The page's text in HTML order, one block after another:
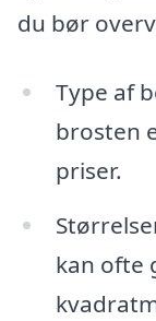
du bør
Type af
brosten
priser.
kan ofte